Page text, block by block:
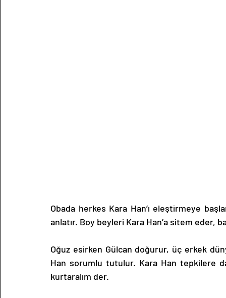
Obada herkes Kara Han’ı eleştirmeye
anlatır. Boy beyleri Kara Han’a sitem eder,
Oğuz esirken Gülcan doğurur, üç erkek
Han sorumlu tutulur. Kara Han tepkilere
kurtaralım der.